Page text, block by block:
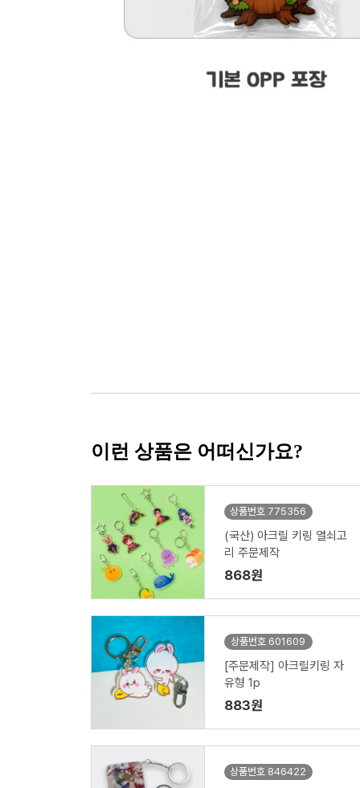
이런 상품은 어떠신가요?
상품번호 775356
(국산) 아크릴 키링 열쇠고
리 주문제작
868원
상품번호 601609
[주문제작] 아크릴키링 자
유형 1p
883원
상품번호 846422